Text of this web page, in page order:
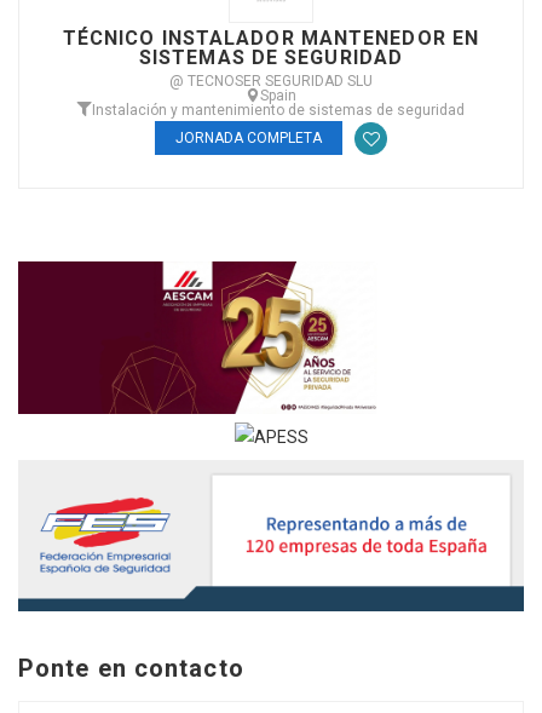
TÉCNICO INSTALADOR MANTENEDOR EN
SISTEMAS DE SEGURIDAD
@ TECNOSER SEGURIDAD SLU
Spain
Instalación y mantenimiento de sistemas de seguridad
JORNADA COMPLETA
Ponte en contacto